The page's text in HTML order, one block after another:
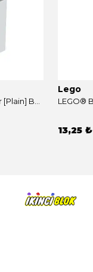
Lego
13,25 ₺